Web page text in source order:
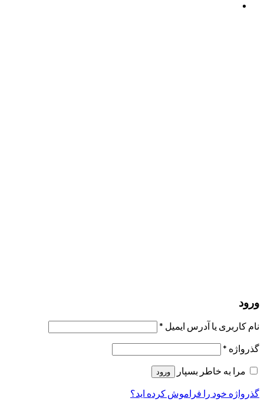
ورود
نام کاربری یا آدرس ایمیل *
گذرواژه *
مرا به خاطر بسپار
ورود
گذرواژه خود را فراموش کرده اید؟